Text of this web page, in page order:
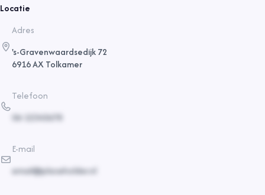
Locatie
Adres
's-Gravenwaardsedijk 72
6916 AX Tolkamer
Telefoon
06-12345678
E-mail
email@placeholder.nl